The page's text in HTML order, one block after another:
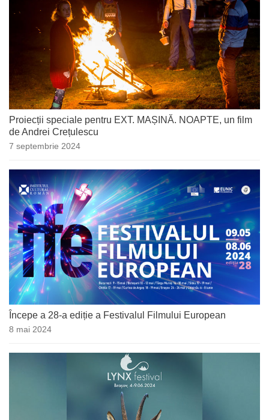
Proiecții speciale pentru EXT. MAȘINĂ. NOAPTE, un film
de Andrei Crețulescu
7 septembrie 2024
Începe a 28-a ediție a Festivalul Filmului European
8 mai 2024